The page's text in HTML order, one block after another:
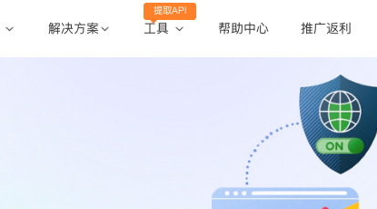
解决方案 工具
提取API
帮助中心 推广返利